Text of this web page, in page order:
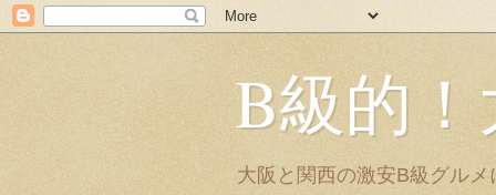
B級的
大阪と関西の激安B級グル